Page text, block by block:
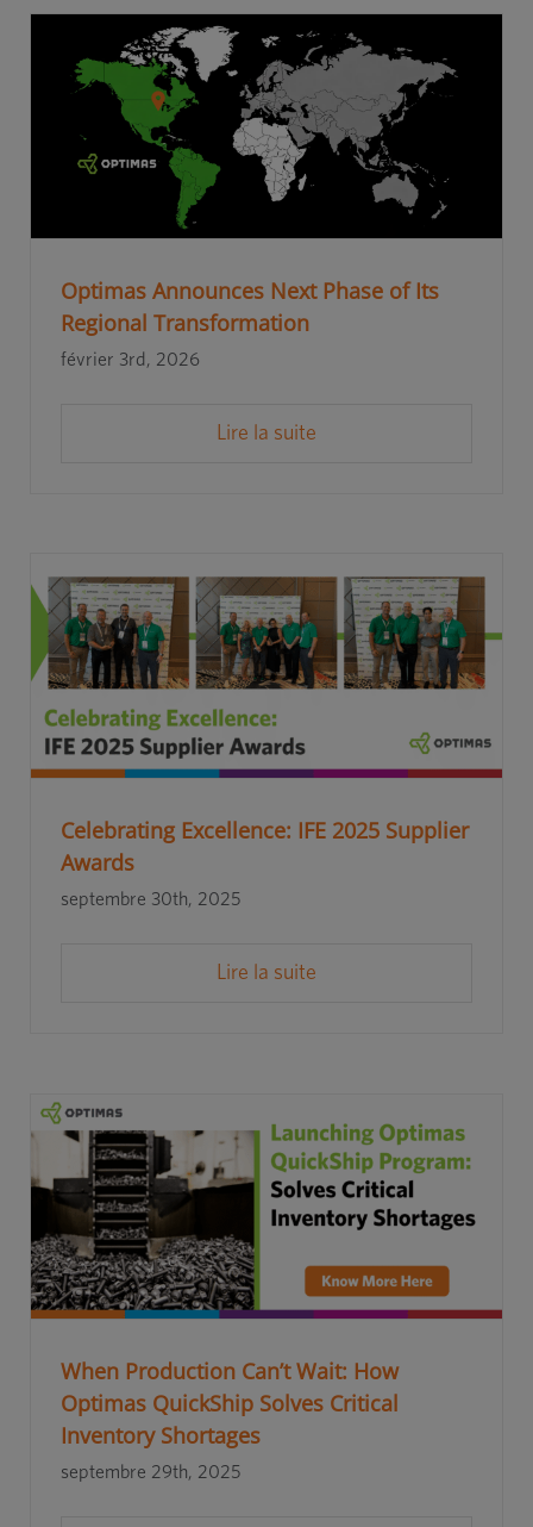
Optimas Announces Next Phase of Its
Regional Transformation
février 3rd, 2026
Lire la suite
Celebrating Excellence: IFE 2025 Supplier
Awards
septembre 30th, 2025
Lire la suite
When Production Can’t Wait: How
Optimas QuickShip Solves Critical
Inventory Shortages
septembre 29th, 2025